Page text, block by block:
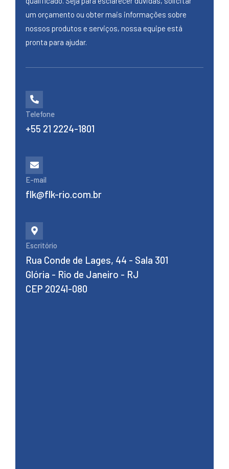
um orçamento ou obter mais informações sobre
nossos produtos e serviços, nossa equipe está
pronta para ajudar.
Telefone
+55 21 2224-1801
E-mail
flk@flk-rio.com.br
Escritório
Rua Conde de Lages, 44 - Sala 301
Glória - Rio de Janeiro - RJ
CEP 20241-080